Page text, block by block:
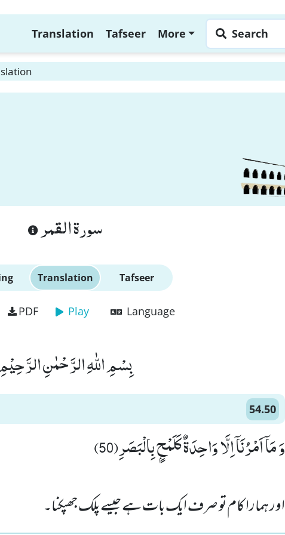
Translation Tafseer More Search
سورة القمر
Translation Tafseer
PDF Play Language
بِسْمِ اللّٰهِ الرَّحْمٰنِ
54.50
وَ مَاۤ اَمْرُنَاۤ اِلَّا وَاحِدَةٌ كَلَمْحٍۭ بِالْبَصَرِ(50)
اور ہمارا کام تو صرف ایک بات ہے جیسے پلک جھپکنا۔